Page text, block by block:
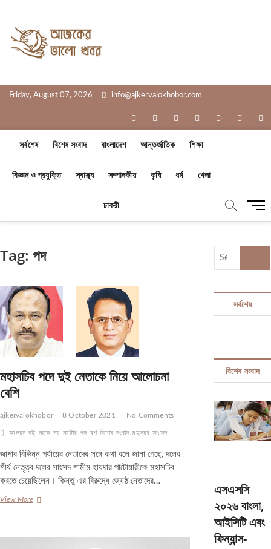
content
Friday, August 07, 2026 info@ajkervalokhobor.com
facebooktwitterpinterestdribbbleinstagramflickr
সর্বশেষ বিশেষ সংবাদ বাংলাদেশ আন্তর্জাতিক শিক্ষা
বিজ্ঞান ও প্রযুক্তি স্বাস্থ্য সম্পাদকীয় কৃষি ধর্ম খেলা
চাকরী
M
u
u
Tag: পদ
মহাসচিব পদে দুই নেতাকে নিয়ে আলোচনা
বেশি
ajkervalokhobor 8 October 2021 No Comments
আলচন দই নতক নয় নাটোর পদ বশ বিশেষ সংবাদ মহসচব সাংসদ
জাপার বিভিন্ন পর্যায়ের নেতাদের সঙ্গে কথা বলে জানা গেছে, দলের
শীর্ষ নেতৃত্ব দলের সাংসদ শামীম হায়দার পাটোয়ারীকে মহাসচিব
করতে চেয়েছিলেন। কিন্তু এর বিরুদ্ধে জ্যেষ্ঠ নেতাদের…
View Moreমহাসচিব
সর্বশেষ
বিশেষ সংবাদ
এসএসসি
২০২৬ বাংলা,
আইসিটি এবং
ফিন্যান্স-